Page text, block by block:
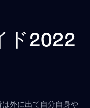
ド2022
外に出て自分自身や